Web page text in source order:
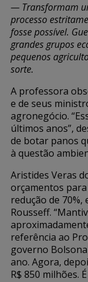
— Transformam
processo
fosse possível.
grandes grupos
pequenos
sorte.
A professora
e de seus
agronegócio.
últimos anos”,
de botar panos
à questão
Aristides Veras
orçamentos
redução de
Rousseff.
referência ao
governo
ano. Agora,
R$ 850 milhões.